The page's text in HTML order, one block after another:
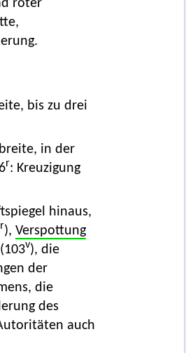
roter
bis zu drei
in der
r: Kreuzigung
hinaus,
r), Verspottung
v), die
der
die
des
auch